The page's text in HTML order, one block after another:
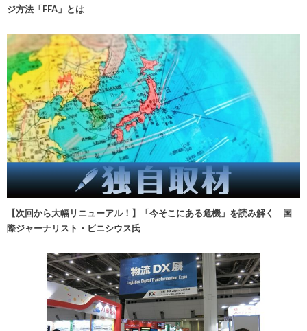
ジ方法「FFA」とは
【次回から大幅リニューアル！】「今そこにある危機」を読み解く 国
際ジャーナリスト・ビニシウス氏